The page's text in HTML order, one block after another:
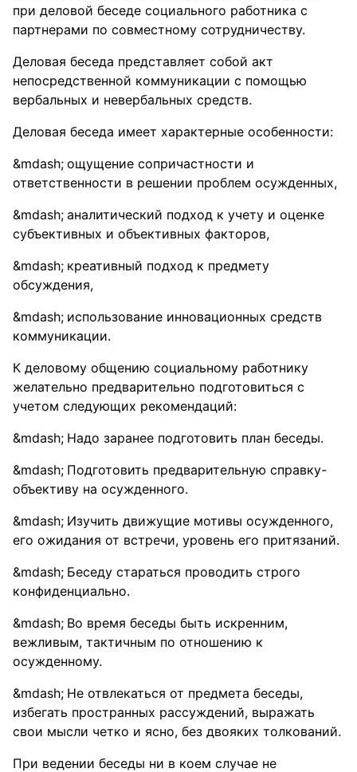
при деловой беседе социального работника с
партнерами по совместному сотрудничеству.
Деловая беседа представляет собой акт
непосредственной коммуникации с помощью
вербальных и невербальных средств.
Деловая беседа имеет характерные особенности:
ощущение сопричастности и
ответственности в решении проблем осужденных,
аналитический подход к учету и оценке
субъективных и объективных факторов,
креативный подход к предмету
обсуждения,
использование инновационных средств
коммуникации.
К деловому общению социальному работнику
желательно предварительно подготовиться с
учетом следующих рекомендаций:
Надо заранее подготовить план беседы.
Подготовить предварительную справку-
объективу на осужденного.
Изучить движущие мотивы осужденного,
его ожидания от встречи, уровень его притязаний.
Беседу стараться проводить строго
конфиденциально.
Во время беседы быть искренним,
вежливым, тактичным по отношению к
осужденному.
Не отвлекаться от предмета беседы,
избегать пространных рассуждений, выражать
свои мысли четко и ясно, без двояких толкований.
При ведении беседы ни в коем случае не